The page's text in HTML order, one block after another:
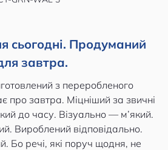
сьогодні. Продуманий
завтра.
з переробленого
про завтра. Міцніший за звичні
до часу. Візуально — м’який.
Вироблений відповідально.
Бо речі, які поруч щодня, не